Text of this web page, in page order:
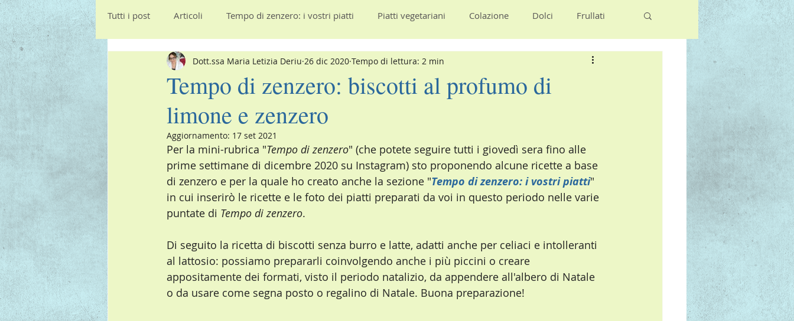
Tutti i post Articoli Tempo di zenzero: i vostri piatti Piatti vegetariani Colazione Dolci Frullati
Piatti unici Primi Piatti Secondi piatti
Tempo di zenzero: biscotti al profumo di
limone e zenzero
Dott.ssa Maria Letizia Deriu 26 dic 2020 Tempo di lettura: 2 min
Aggiornamento: 17 set 2021
Per la mini-rubrica "Tempo di zenzero" (che potete seguire tutti i giovedì sera fino alle
prime settimane di dicembre 2020 su Instagram) sto proponendo alcune ricette a base
di zenzero e per la quale ho creato anche la sezione "Tempo di zenzero: i vostri piatti"
in cui inserirò le ricette e le foto dei piatti preparati da voi in questo periodo nelle varie
puntate di Tempo di zenzero.
Di seguito la ricetta di biscotti senza burro e latte, adatti anche per celiaci e intolleranti
al lattosio: possiamo prepararli coinvolgendo anche i più piccini o creare
appositamente dei formati, visto il periodo natalizio, da appendere all'albero di Natale
o da usare come segna posto o regalino di Natale. Buona preparazione!